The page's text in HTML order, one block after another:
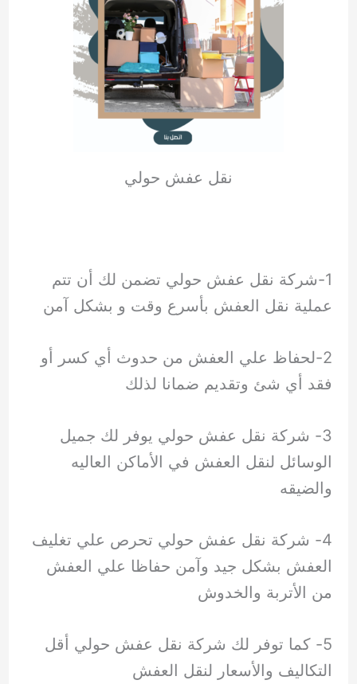
نقل عفش حولي
1-شركة نقل عفش حولي تضمن لك أن تتم
عملية نقل العفش بأسرع وقت و بشكل آمن
2-لحفاظ علي العفش من حدوث أي كسر أو
فقد أي شئ وتقديم ضمانا لذلك
3- شركة نقل عفش حولي يوفر لك جميل
الوسائل لنقل العفش في الأماكن العاليه
والضيقه
4- شركة نقل عفش حولي تحرص علي تغليف
العفش بشكل جيد وآمن حفاظا علي العفش
من الأتربة والخدوش
5- كما توفر لك شركة نقل عفش حولي أقل
التكاليف والأسعار لنقل العفش